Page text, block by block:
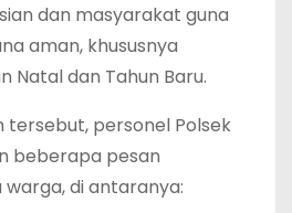
dan masyarakat guna
aman, khususnya
Natal dan Tahun Baru.
personel Polsek
beberapa pesan
di antaranya: